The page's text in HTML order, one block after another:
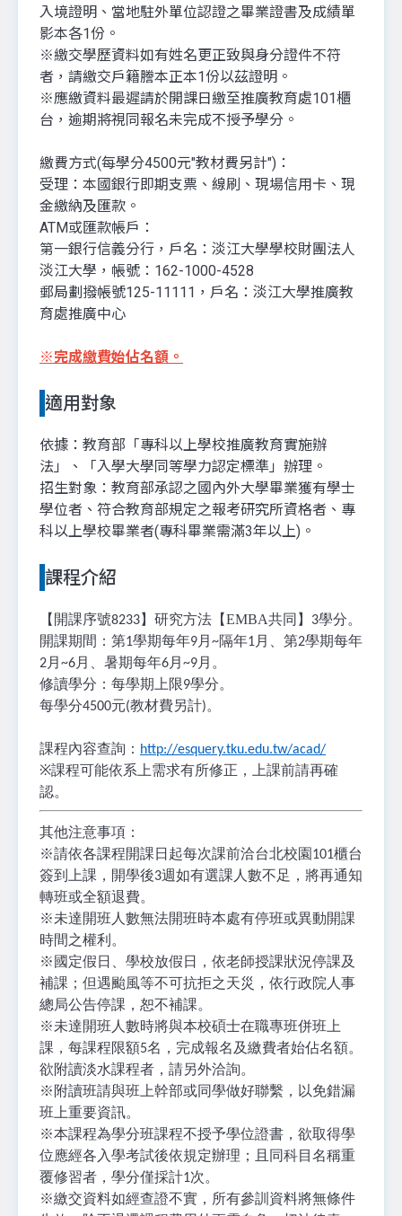
入境證明、當地駐外單位認證之畢業證書及成績單
影本各1份。
※繳交學歷資料如有姓名更正致與身分證件不符
者，請繳交戶籍謄本正本1份以茲證明。
※應繳資料最遲請於開課日繳至推廣教育處101櫃
台，逾期將視同報名未完成不授予學分。
繳費方式(每學分4500元"教材費另計")：
受理：本國銀行即期支票、線刷、現場信用卡、現
金繳納及匯款。
ATM或匯款帳戶：
第一銀行信義分行，戶名：淡江大學學校財團法人
淡江大學，帳號：162-1000-4528
郵局劃撥帳號125-11111，戶名：淡江大學推廣教
育處推廣中心
※完成繳費始佔名額。
適用對象
依據：教育部「專科以上學校推廣教育實施辦
法」、「入學大學同等學力認定標準」辦理。
招生對象：教育部承認之國內外大學畢業獲有學士
學位者、符合教育部規定之報考研究所資格者、專
科以上學校畢業者(專科畢業需滿3年以上)。
課程介紹
【開課序號8233】研究方法【EMBA共同】 3學分。
開課期間：第1學期每年9月 ~隔年1月、第2學期每年
2月 ~6月、暑期每年6月 ~9月。
修讀學分：每學期上限9學分。
每學分4500元(教材費另計)。
課程內容查詢： http://esquery.tku.edu.tw/acad/
※課程可能依系上需求有所修正，上課前請再確
認。
其他注意事項：
※請依各課程開課日起每次課前洽台北校園 101櫃台
簽到上課，開學後3週如有選課人數不足，將再通知
轉班或全額退費。
※未達開班人數無法開班時本處有停班或異動開課
時間之權利。
※ 國定假日、學校放假日，依老師授課狀況停課及
補課；但遇颱風等不可抗拒之天災，依行政院人事
總局公告停課，恕不補課。
※未達開班人數時將與本校碩士在職專班併班上
課，每課程限額5名，完成報名及繳費者始佔名額。
欲附讀淡水課程者，請另外洽詢。
※ 附讀班請與班上幹部或同學做好聯繫，以免錯漏
班上重要資訊。
※本課程為學分班課程不授予學位證書，欲取得學
位應經各入學考試後依規定辦理；且同科目名稱重
覆修習者，學分僅採計1次。
※繳交資料如經查證不實，所有參訓資料將無條件